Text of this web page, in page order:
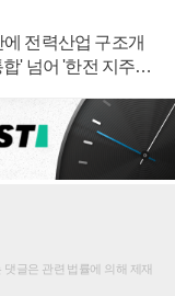
전력산업 구조개
' 넘어 '한전 지주사'
글은 관련 법률에 의해 제재